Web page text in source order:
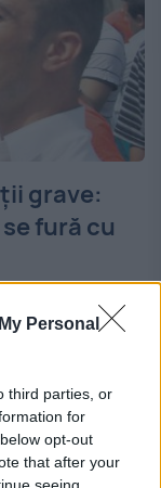
Personal
third parties, or
for
opt-out
that after your
grave:
fură cu
carnea și